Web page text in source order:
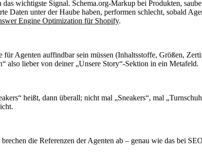
wichtigste Signal. Schema.org-Markup bei Produkten,
Daten unter der Haube haben, performen schlecht, sobald
Engine Optimization für Shopify.
Agenten auffindbar sein müssen (Inhaltsstoffe, Größen,
also lieber von deiner „Unsere Story“-Sektion in ein Metafeld.
heißt, dann überall; nicht mal „Sneakers“, mal
die Referenzen der Agenten ab – genau wie das bei